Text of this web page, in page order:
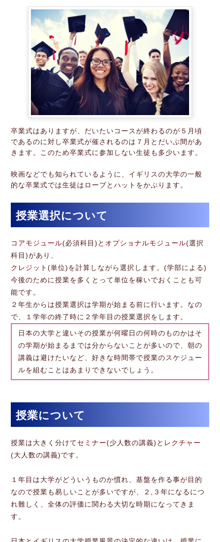
卒業式はありますが、だいたいコースが終わるのが５月頃
であるのに対し卒業式が催されるのは７月とだいぶ間があ
きます。このため卒業式に参加しない生徒も多少います。
映画などでも知られているように、イギリスの大学の一般
的な卒業式では生徒はローブとハットをかぶります。
授業選択について
コアモジュール(必須科目)と オプショナルモジュール(選択
科目)があり、
クレジット(単位)を計算しながら選択します。(学部による)
今後のために授業を多くとって単位を稼いでおくことも可
能です。
２年生からは授業選択は学期が始まる前に行います。なの
で、１学年の終了時に２学年目の授業選択をします。
日本の大学と違いその授業が何曜日の何時のものかはそ
の学期が始まるまでは分からないことが多いので、朝の
講義は避けたいなど、好きな時間帯で授業のスケジュー
ルを組むことはあまりできないでしょう。
授業について
授業は大きく分けてセミナー(少人数の講義)と レクチャー
(大人数の講義)です。
１年目は大学がどういうものか慣れ、基盤を作る事が目的
なので授業も易しいことが多いですが、２,３年になるにつ
れ難しく、全体の評価に関わる大切な時期になってきま
す。